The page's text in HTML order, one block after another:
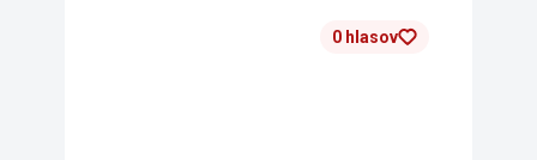
0 hlasov